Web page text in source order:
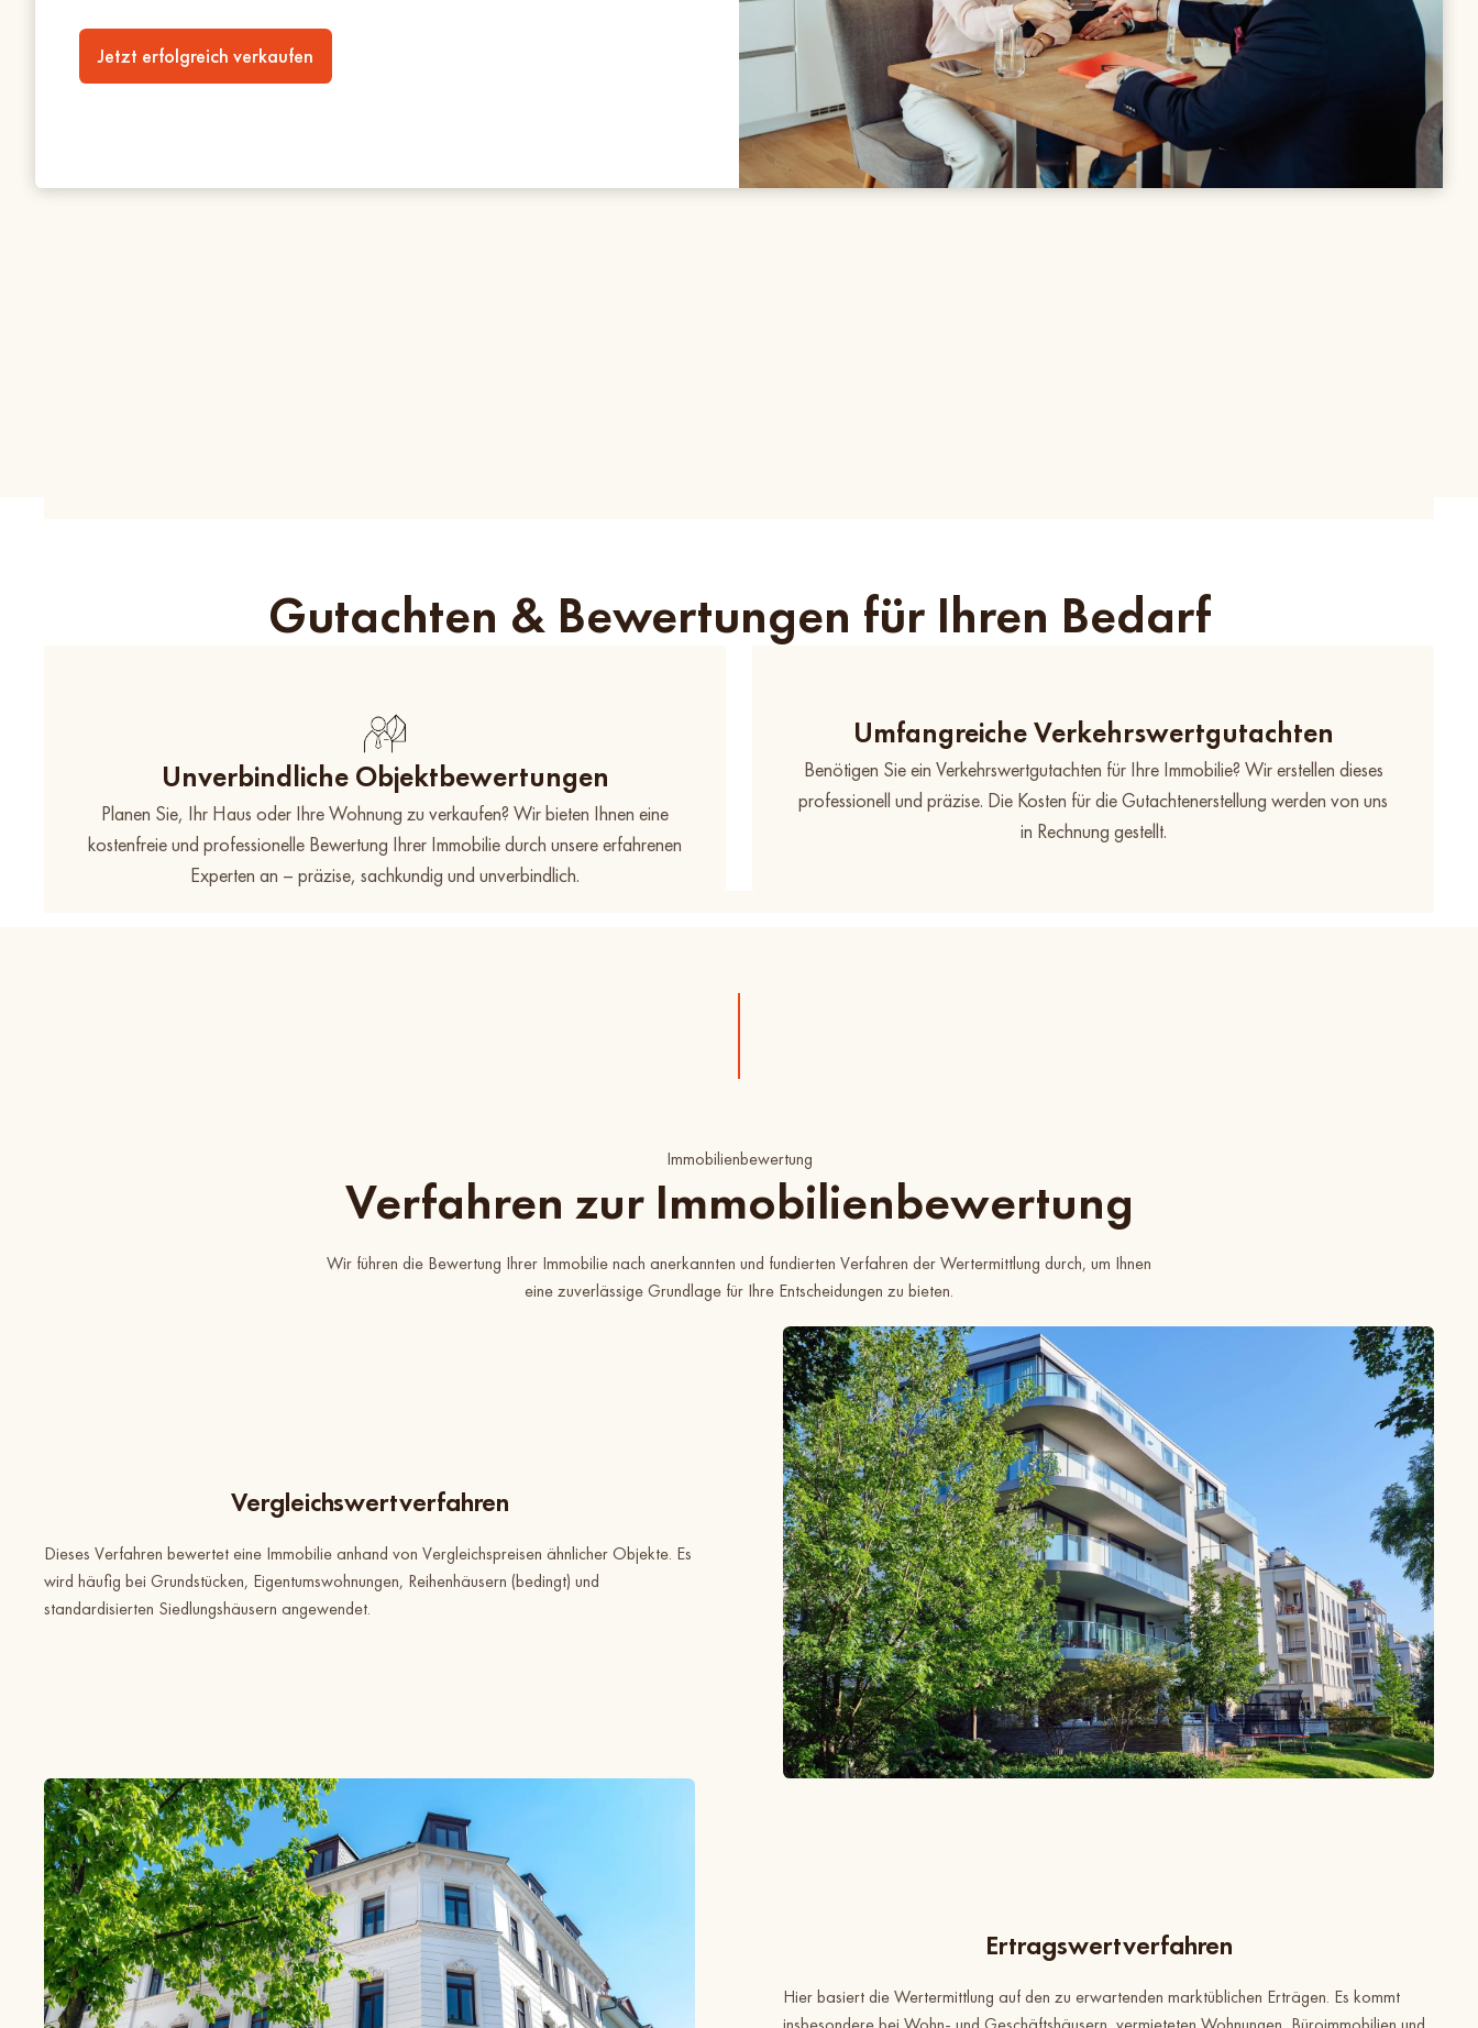
Jetzt erfolgreich verkaufen
Gutachten & Bewertungen für Ihren Bedarf
Unverbindliche Objektbewertungen
Planen Sie, Ihr Haus oder Ihre Wohnung zu verkaufen? Wir bieten Ihnen eine
kostenfreie und professionelle Bewertung Ihrer Immobilie durch unsere erfahrenen
Experten an – präzise, sachkundig und unverbindlich.
Umfangreiche Verkehrswertgutachten
Benötigen Sie ein Verkehrswertgutachten für Ihre Immobilie? Wir erstellen dieses
professionell und präzise. Die Kosten für die Gutachtenerstellung werden von uns
in Rechnung gestellt.
Immobilienbewertung
Verfahren zur Immobilienbewertung
Wir führen die Bewertung Ihrer Immobilie nach anerkannten und fundierten Verfahren der Wertermittlung durch, um Ihnen
eine zuverlässige Grundlage für Ihre Entscheidungen zu bieten.
Vergleichswertverfahren
Dieses Verfahren bewertet eine Immobilie anhand von Vergleichspreisen ähnlicher Objekte. Es
wird häufig bei Grundstücken, Eigentumswohnungen, Reihenhäusern (bedingt) und
standardisierten Siedlungshäusern angewendet.
Ertragswertverfahren
Hier basiert die Wertermittlung auf den zu erwartenden marktüblichen Erträgen. Es kommt